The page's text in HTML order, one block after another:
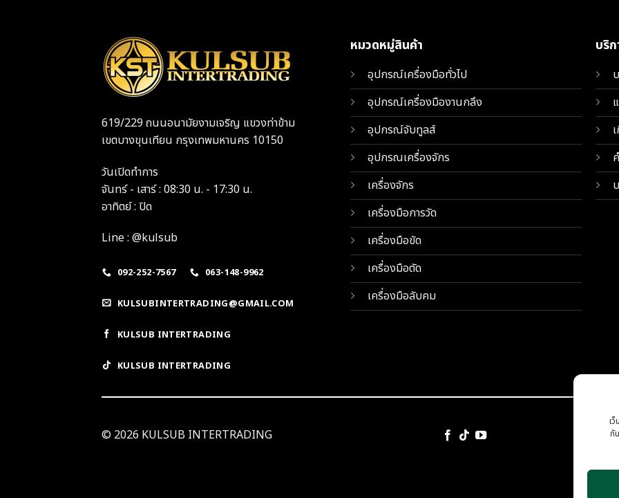
เ
กั
619/229 ถนนอนามัยงามเจริญ แขวงท่าข้าม
เขตบางขุนเทียน กรุงเทพมหานคร 10150
วันเปิดทำการ
จันทร์ - เสาร์ : 08:30 น. - 17:30 น.
อาทิตย์ : ปิด
Line : @kulsub
092-252-7567 063-148-9962
KULSUBINTERTRADING@GMAIL.COM
KULSUB INTERTRADING
KULSUB INTERTRADING
หมวดหมู่สินค้า
อุปกรณ์เครื่องมือทั่วไป
อุปกรณ์เครื่องมืองานกลึง
อุปกรณ์จับทูลส์
อุปกรณเครื่องจักร
เครื่องจักร
เครื่องมือการวัด
เครื่องมือขัด
เครื่องมือตัด
เครื่องมือลับคม
บริก
© 2026 KULSUB INTERTRADING